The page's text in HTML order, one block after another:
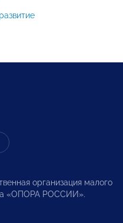
организация малого
«ОПОРА РОССИИ».